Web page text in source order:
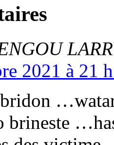
2021 à 21
bridon
brineste